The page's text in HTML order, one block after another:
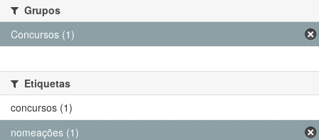
Grupos
Concursos (1)
Etiquetas
concursos (1)
nomeações (1)